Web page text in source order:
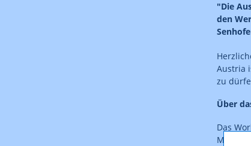
"Die
den
Austria
zu
Über
Das